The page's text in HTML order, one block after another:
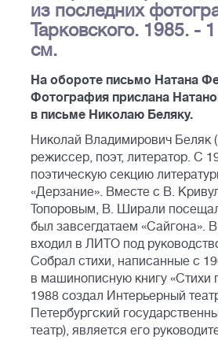
из последних
Тарковского. 1985. -
см.
На обороте письмо Натана
Фотография прислана
в письме Николаю Беляку.
Николай Владимирович Беляк
режиссер, поэт, литератор. С
поэтическую секцию
«Дерзание». Вместе с В.
Топоровым, В. Ширали
был завсегдатаем «Сайгона».
входил в ЛИТО под
Собрал стихи, написанные с
в машинописную книгу «Стихи
1988 создал Интерьерный
Петербургский
театр), является его